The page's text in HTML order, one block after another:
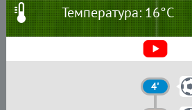
Температура: 16°C
4'